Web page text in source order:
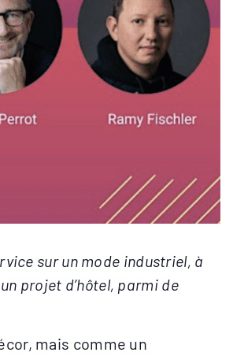
sur un mode industriel, à
projet d’hôtel, parmi de
mais comme un